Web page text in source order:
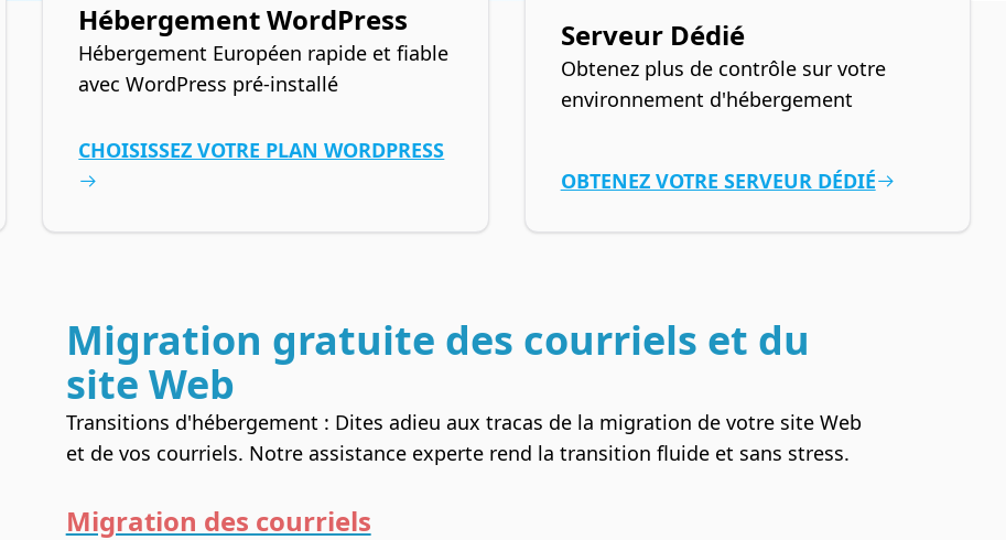
Hébergement WordPress
Hébergement Européen rapide et fiable
avec WordPress pré-installé
CHOISISSEZ VOTRE PLAN WORDPRESS
Serveur Dédié
Obtenez plus de contrôle sur votre
environnement d'hébergement
OBTENEZ VOTRE SERVEUR DÉDIÉ
Migration gratuite des courriels et du
site Web
Transitions d'hébergement : Dites adieu aux tracas de la migration de votre site Web
et de vos courriels. Notre assistance experte rend la transition fluide et sans stress.
Migration des courriels